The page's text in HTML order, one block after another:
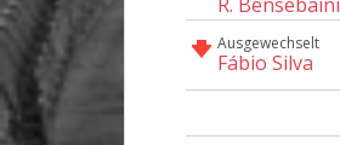
Ausgewechselt
Fábio Silva